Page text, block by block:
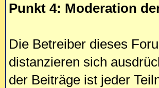
Punkt 4: Moderation
Die Betreiber dieses
distanzieren sich
der Beiträge ist jeder